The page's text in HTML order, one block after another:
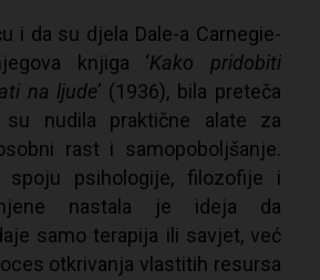
i da su djela Dale-a Carnegie-
knjiga ‘Kako pridobiti
na ljude’ (1936), bila preteča
su nudila praktične alate za
rast i samopoboljšanje.
psihologije, filozofije i
nastala je ideja da
samo terapija ili savjet, već
otkrivanja vlastitih resursa